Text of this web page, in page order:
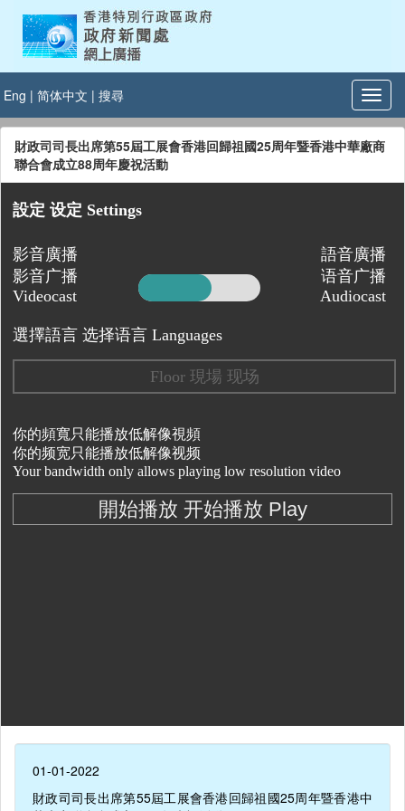
Eng | 简体中文 | 搜尋
財政司司長出席第55屆工展會香港回歸祖國25周年暨香港中華廠商
聯合會成立88周年慶祝活動
01-01-2022
財政司司長出席第55屆工展會香港回歸祖國25周年暨香港中